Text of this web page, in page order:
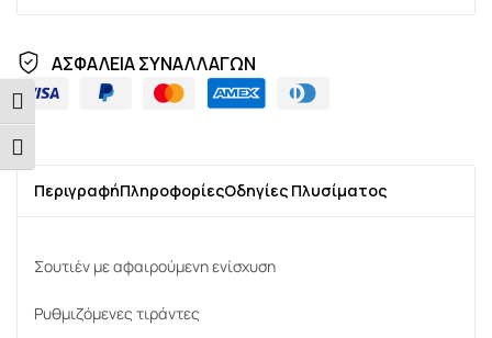
Εναλλαγή Υψηλής Αντίθεσης
Εναλλαγή Μεγέθους Γραμμάτων
ΑΣΦΑΛΕΙΑ ΣΥΝΑΛΛΑΓΩΝ
ΠεριγραφήΠληροφορίεςΟδηγίες Πλυσίματος
Σουτιέν με αφαιρούμενη ενίσχυση
Ρυθμιζόμενες τιράντες